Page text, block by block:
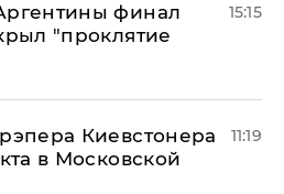
финал
"проклятие
15:15
Киевстонера
в Московской
11:19